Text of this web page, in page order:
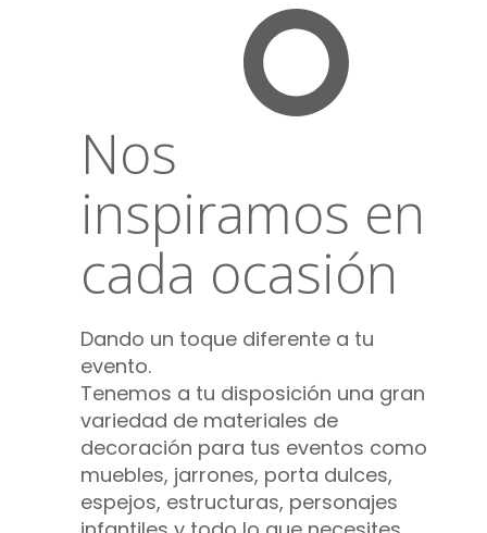
Nos
inspiramos en
cada ocasión
Dando un toque diferente a tu
evento.
Tenemos a tu disposición una gran
variedad de materiales de
decoración para tus eventos como
muebles, jarrones, porta dulces,
espejos, estructuras, personajes